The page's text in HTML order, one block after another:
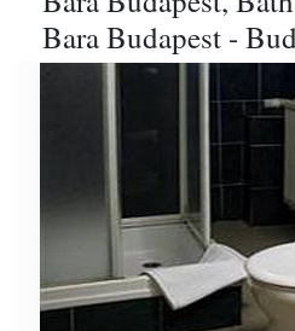
Bara Budapest -